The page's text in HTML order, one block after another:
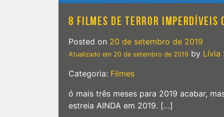
8 FILMES DE TERROR
Posted on 20 de setembro de 2019
Atualizado em 20 de setembro de 2019 by Lívia
Categoria: Filmes
ó mais três meses para 2019 acabar,
estreia AINDA em 2019. […]